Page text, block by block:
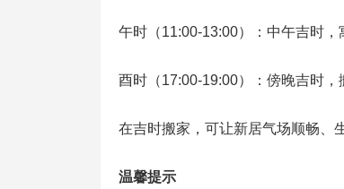
午时（11:00‑13:00）：中午吉时，
酉时（17:00‑19:00）：傍晚吉时，
在吉时搬家，可让新居气场顺畅、
温馨提示